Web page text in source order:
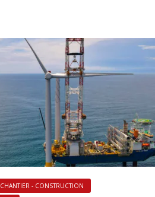
CHANTIER - CONSTRUCTION